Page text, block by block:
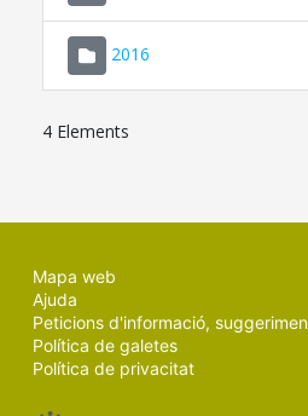
2016
4 Elements
Mapa web
Ajuda
Peticions d'informació,
Política de galetes
Política de privacitat